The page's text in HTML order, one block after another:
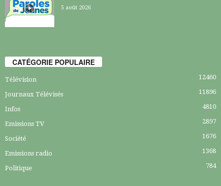
5 août 2026
CATÉGORIE POPULAIRE
Télévision 12460
Journaux Télévisés 11896
Infos 4810
Emissions TV 2897
Société 1676
Emissions radio 1368
Politique 784